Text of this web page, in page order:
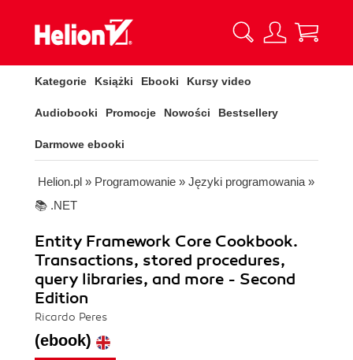
Kategorie Książki Ebooki Kursy video
Audiobooki Promocje Nowości Bestsellery
Darmowe ebooki
Helion.pl » Programowanie » Języki programowania »
📚 .NET
Entity Framework Core Cookbook.
Transactions, stored procedures,
query libraries, and more - Second
Edition
Ricardo Peres
(ebook)